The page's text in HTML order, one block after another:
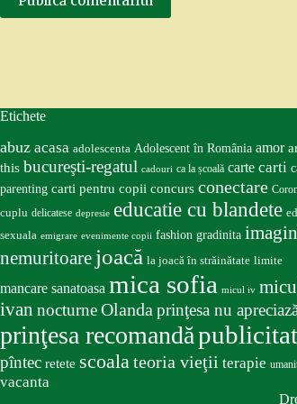
Etichete
abuz acasa adolescenta Adolescent în România amor
this bucureşti-regatul cadouri ca la școală carte carti
parenting carti pentru copii concurs conectare
cuplu delicatese depresie educatie cu blandete
sexuala emigrare evenimente copii fashion gradinita
nemuritoare joacă la joacă în străinătate limite
mancare sanatoasa mica sofia micul iv
ivan nocturneOlanda prinţesa nu apreciază
prinţesa recomandă
pîntec retete scoalateoria vieţii terapie
vacanta